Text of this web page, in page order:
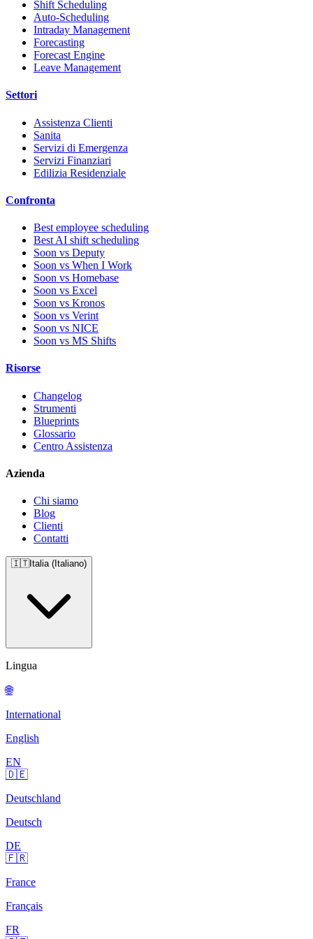
Shift Scheduling
Auto-Scheduling
Intraday Management
Forecasting
Forecast Engine
Leave Management
Settori
Assistenza Clienti
Sanita
Servizi di Emergenza
Servizi Finanziari
Edilizia Residenziale
Confronta
Best employee scheduling
Best AI shift scheduling
Soon vs Deputy
Soon vs When I Work
Soon vs Homebase
Soon vs Excel
Soon vs Kronos
Soon vs Verint
Soon vs NICE
Soon vs MS Shifts
Risorse
Changelog
Strumenti
Blueprints
Glossario
Centro Assistenza
Azienda
Chi siamo
Blog
Clienti
Contatti
🇮🇹Italia (Italiano)
Lingua
🌐
International
English
EN
🇩🇪
Deutschland
Deutsch
DE
🇫🇷
France
Français
FR